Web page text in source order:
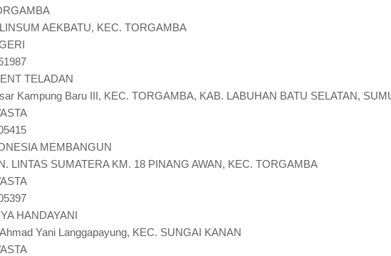
AEKBATU, KEC. TORGAMBA
TELADAN
Kampung Baru III, KEC. TORGAMBA, KAB. LABUHAN BATU SELATAN,
MEMBANGUN
LINTAS SUMATERA KM. 18 PINANG AWAN, KEC. TORGAMBA
HANDAYANI
Yani Langgapayung, KEC. SUNGAI KANAN